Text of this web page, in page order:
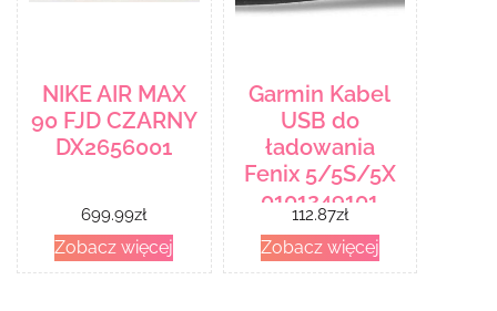
NIKE AIR MAX
90 FJD CZARNY
DX2656001
699.99zł
Zobacz więcej
Garmin Kabel
USB do
ładowania
Fenix 5/5S/5X
0101249101
112.87zł
Zobacz więcej